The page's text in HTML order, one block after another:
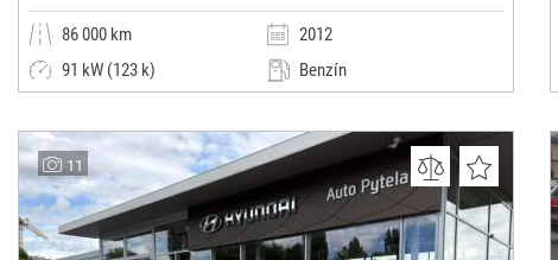
86 000 km
2012
91 kW (123 k)
Benzín
AutoK
-
(0x)
11